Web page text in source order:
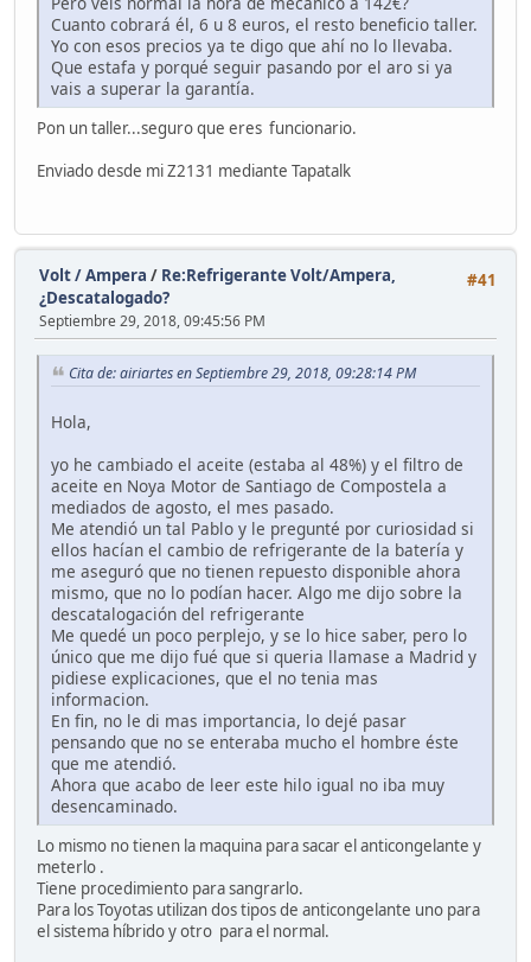
Cuanto cobrará él, 6 u 8 euros, el resto beneficio taller.
Yo con esos precios ya te digo que ahí no lo llevaba.
Que estafa y porqué seguir pasando por el aro si ya
vais a superar la garantía.
Pon un taller...seguro que eres funcionario.
Enviado desde mi Z2131 mediante Tapatalk
#41
Volt / Ampera / Re:Refrigerante Volt/Ampera,
¿Descatalogado?
Septiembre 29, 2018, 09:45:56 PM
Cita de: airiartes en Septiembre 29, 2018, 09:28:14 PM
Hola,
yo he cambiado el aceite (estaba al 48%) y el filtro de
aceite en Noya Motor de Santiago de Compostela a
mediados de agosto, el mes pasado.
Me atendió un tal Pablo y le pregunté por curiosidad si
ellos hacían el cambio de refrigerante de la batería y
me aseguró que no tienen repuesto disponible ahora
mismo, que no lo podían hacer. Algo me dijo sobre la
descatalogación del refrigerante
Me quedé un poco perplejo, y se lo hice saber, pero lo
único que me dijo fué que si queria llamase a Madrid y
pidiese explicaciones, que el no tenia mas
informacion.
En fin, no le di mas importancia, lo dejé pasar
pensando que no se enteraba mucho el hombre éste
que me atendió.
Ahora que acabo de leer este hilo igual no iba muy
desencaminado.
Lo mismo no tienen la maquina para sacar el anticongelante y
meterlo .
Tiene procedimiento para sangrarlo.
Para los Toyotas utilizan dos tipos de anticongelante uno para
el sistema híbrido y otro para el normal.